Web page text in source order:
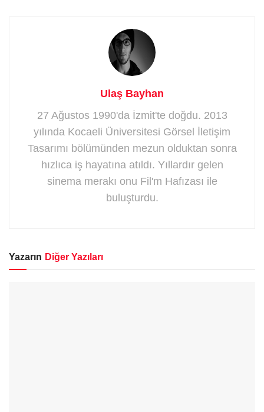
Ulaş Bayhan
27 Ağustos 1990'da İzmit'te doğdu. 2013
yılında Kocaeli Üniversitesi Görsel İletişim
Tasarımı bölümünden mezun olduktan sonra
hızlıca iş hayatına atıldı. Yıllardır gelen
sinema merakı onu Fil'm Hafızası ile
buluşturdu.
Yazarın Diğer Yazıları